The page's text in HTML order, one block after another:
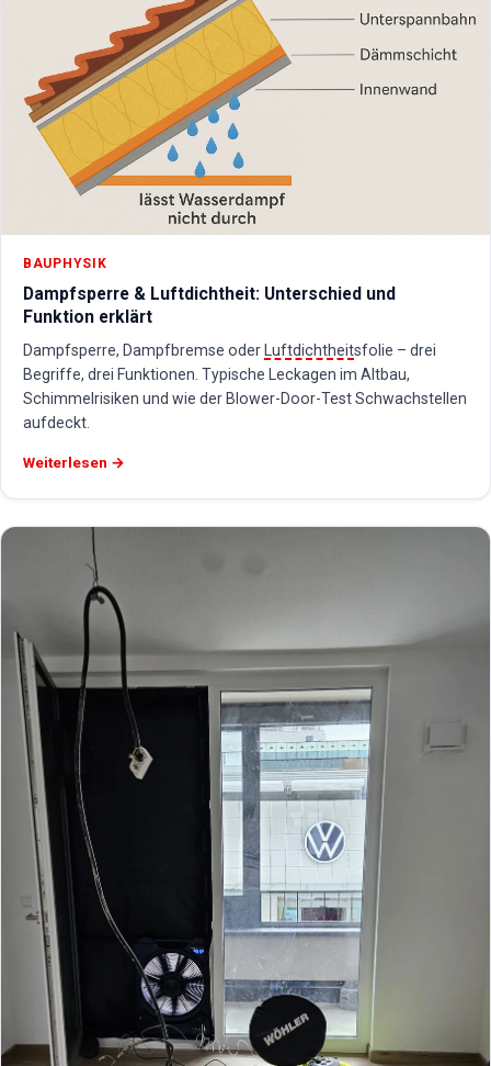
BAUPHYSIK
Dampfsperre & Luftdichtheit: Unterschied und
Funktion erklärt
Dampfsperre, Dampfbremse oder Luftdichtheitsfolie – drei
Begriffe, drei Funktionen. Typische Leckagen im Altbau,
Schimmelrisiken und wie der Blower-Door-Test Schwachstellen
aufdeckt.
Weiterlesen →